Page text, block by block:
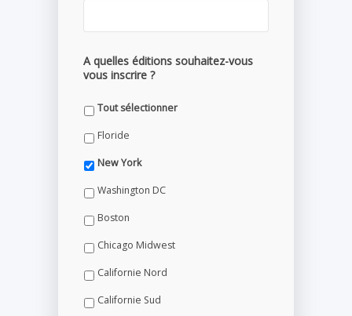
A quelles éditions souhaitez-vous
vous inscrire ?
Tout sélectionner
Floride
New York
Washington DC
Boston
Chicago Midwest
Californie Nord
Californie Sud